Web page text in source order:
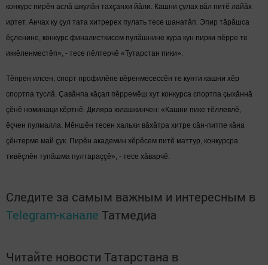
конкурс пирӗн аслă шкулăн тахçанхи йăли. Кашни çулах вăл питӗ лайăх
иртет. Анчах ку çул тата хитререх пулать тесе шанатăп. Эпир тăрăшса
ӗçленине, конкурс финалисткисем пулăшнине кура кун пирки пӗрре те
иккӗленместӗп», - тесе пӗлтерчӗ «Тутарстан пики».
Тӗпрен илсен, спорт профилӗпе вӗренмесессӗн те кунти кашни хӗр
спортпа туслă. Çавăнпа кăçал пӗрремӗш хут конкурса спортпа çыхăннă
çӗнӗ номинаци кӗртнӗ. Диляра юлашкинчен: «Кашни пике тӗллевлӗ,
ӗçчен пулмалла. Мӗншӗн тесен хальхи вăхăтра хитре сăн-питпе кăна
çӗнтерме май çук. Пирӗн академин хӗрӗсем питӗ маттур, конкурсра
тивӗçлӗн тупăшма пултараççӗ», - тесе хăварчӗ.
Следите за самым важным и интересным в
Telegram-канале Татмедиа
Читайте новости Татарстана в